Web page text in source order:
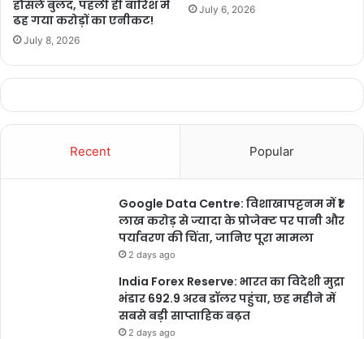
यह बन रहा सिस्टम
एक ऊपरी हवा का चक्रीय चक्रवाती परिसंचरण पूर्वी झारखंड और उसके आसपास
1.5 किलोमीटर ऊंचाई तक विस्तारित है। वहीं एक द्रोणिका पश्चिम असम से उत्तरी
अधिकतम तापमान में गिरावट
हौसले बुलंद, पहली ही बारिश में
ढह गया करोड़ों का एनीकट!
July 8, 2026
July 6, 2026
Recent Popular
Google Data Centre: विशाखापट्टनम में ₹1
लाख करोड़ से ज्यादा के प्रोजेक्ट पर पानी और
पर्यावरण की चिंता, जानिए पूरा मामला
2 days ago
India Forex Reserve: भारत का विदेशी मुद्रा
भंडार 692.9 अरब डॉलर पहुंचा, छह महीने में
सबसे बड़ी साप्ताहिक बढ़त
2 days ago